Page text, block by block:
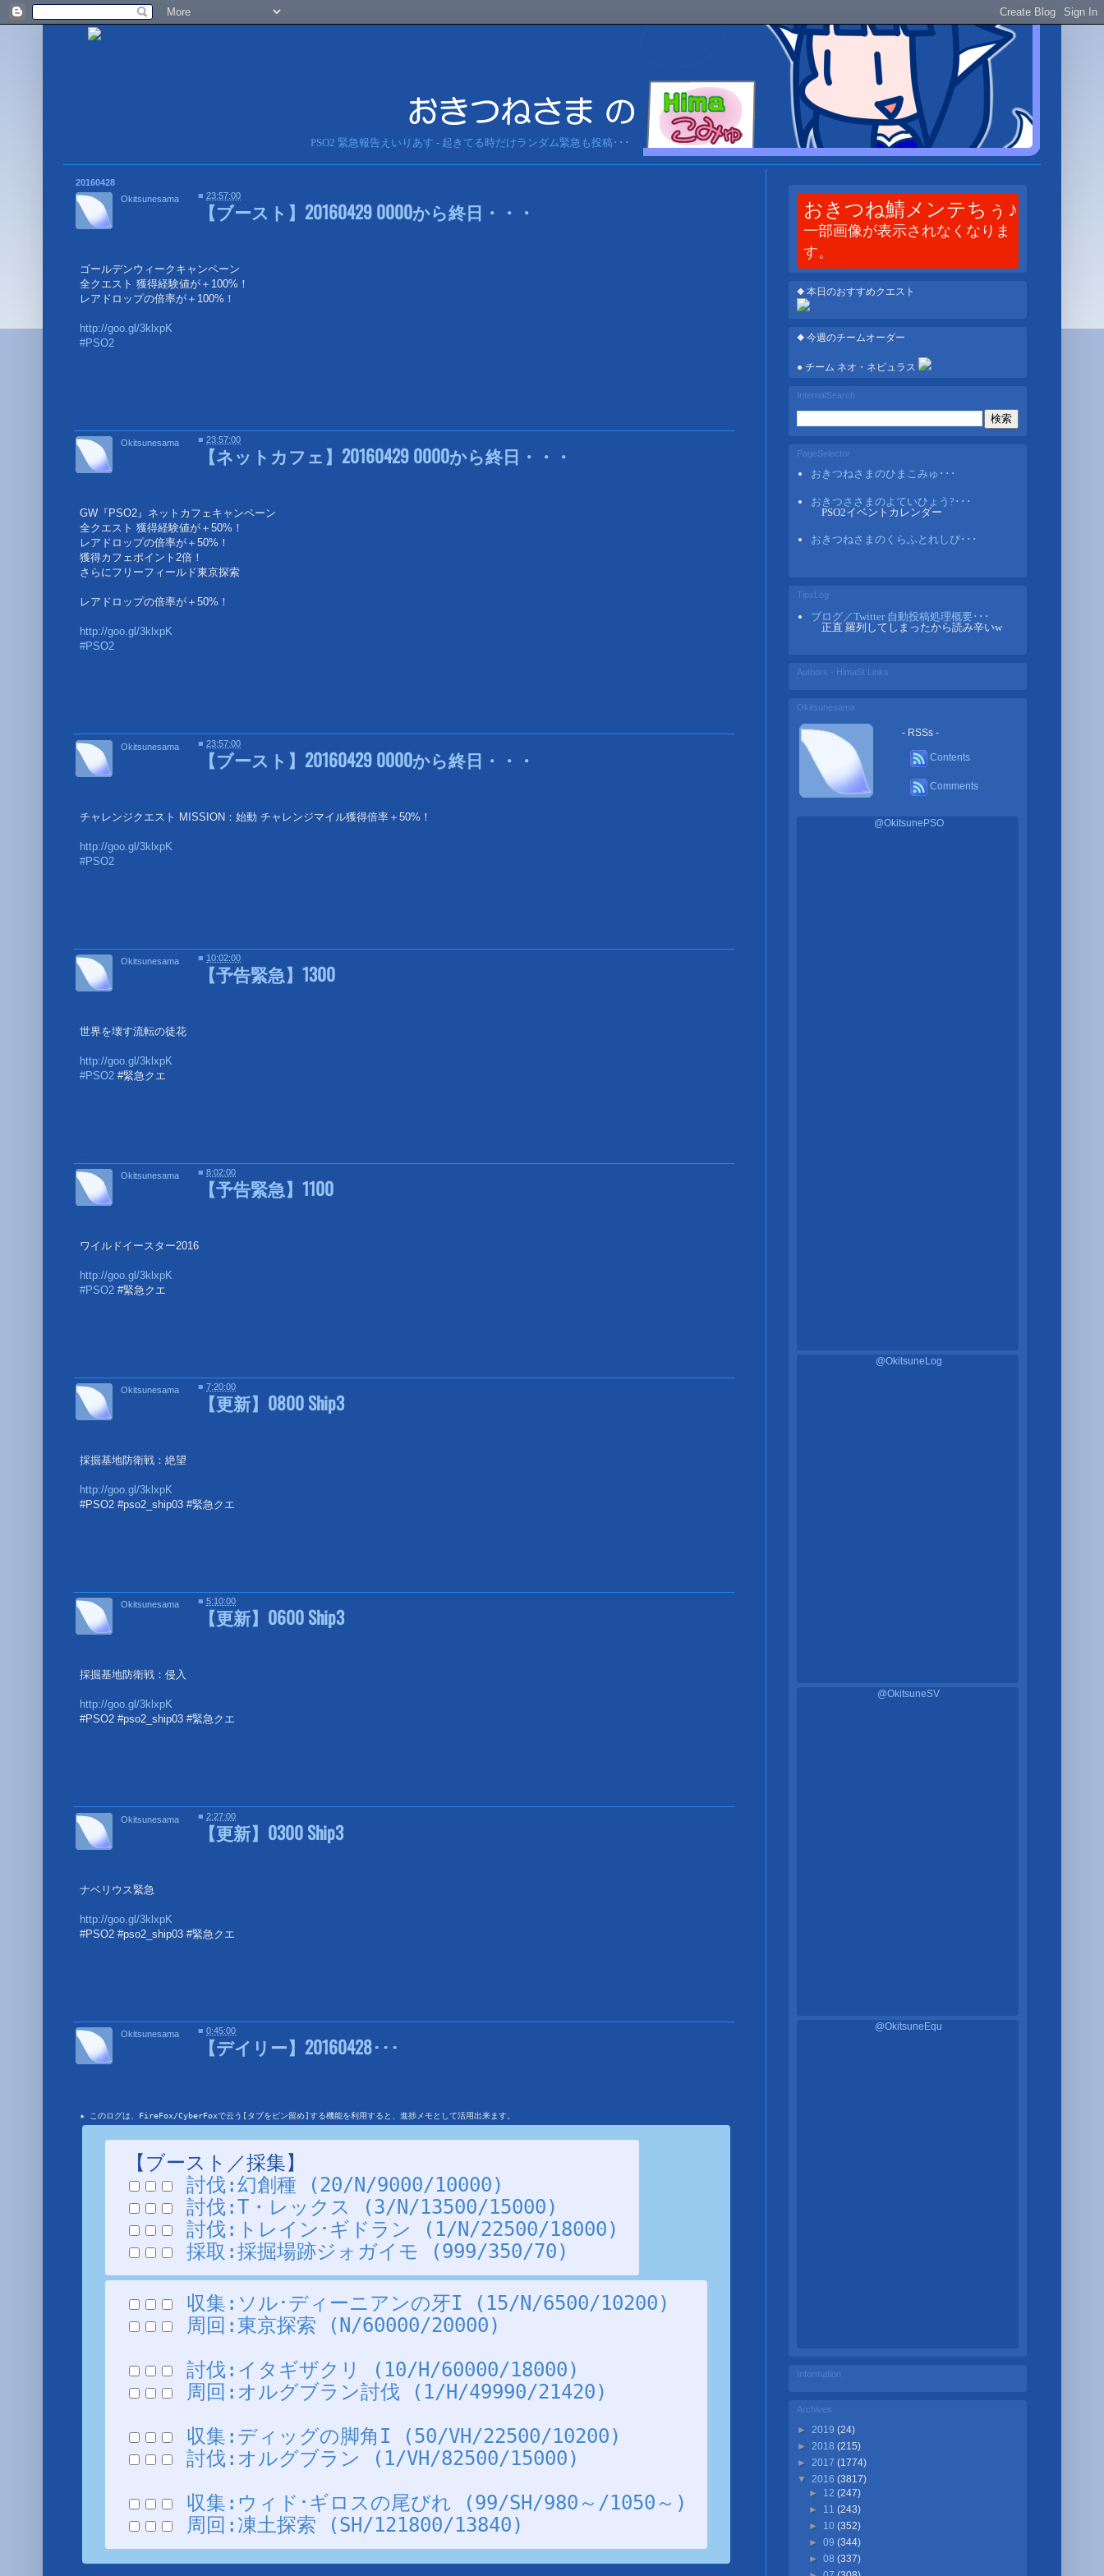
PSO2 緊急報告えいりあす - 起きてる時だけランダム緊急も投稿･･･
20160428
【ブースト】20160429 0000から終日・・・
ゴールデンウィークキャンペーン
全クエスト 獲得経験値が＋100%！
レアドロップの倍率が＋100%！
http://goo.gl/3klxpK
#PSO2
Okitsunesama ■23:57:00
【ネットカフェ】20160429 0000から終日・・・
GW『PSO2』ネットカフェキャンペーン
全クエスト 獲得経験値が＋50%！
レアドロップの倍率が＋50%！
獲得カフェポイント2倍！
さらにフリーフィールド東京探索
レアドロップの倍率が＋50%！
http://goo.gl/3klxpK
#PSO2
Okitsunesama ■23:57:00
【ブースト】20160429 0000から終日・・・
チャレンジクエスト MISSION：始動 チャレンジマイル獲得倍率＋50%！
http://goo.gl/3klxpK
#PSO2
Okitsunesama ■23:57:00
【予告緊急】1300
世界を壊す流転の徒花
http://goo.gl/3klxpK
#PSO2 #緊急クエ
Okitsunesama ■ 10:02:00
【予告緊急】1100
ワイルドイースター2016
http://goo.gl/3klxpK
#PSO2 #緊急クエ
Okitsunesama ■8:02:00
【更新】0800 Ship3
採掘基地防衛戦：絶望
http://goo.gl/3klxpK
#PSO2 #pso2_ship03 #緊急クエ
Okitsunesama ■7:20:00
【更新】0600 Ship3
採掘基地防衛戦：侵入
http://goo.gl/3klxpK
#PSO2 #pso2_ship03 #緊急クエ
Okitsunesama ■5:10:00
【更新】0300 Ship3
ナベリウス緊急
http://goo.gl/3klxpK
#PSO2 #pso2_ship03 #緊急クエ
Okitsunesama ■2:27:00
【デイリー】20160428･･･
★ このログは、FireFox/CyberFoxで云う[タブをピン留め]する機能を利用すると、進捗メモとして活用出来ます。
【ブースト／採集】
討伐:幻創種 (20/N/9000/10000)
討伐:T・レックス (3/N/13500/15000)
討伐:トレイン･ギドラン (1/N/22500/18000)
採取:採掘場跡ジォガイモ (999/350/70)
収集:ソル･ディーニアンの牙I (15/N/6500/10200)
周回:東京探索 (N/60000/20000)
討伐:イタギザクリ (10/H/60000/18000)
周回:オルグブラン討伐 (1/H/49990/21420)
収集:ディッグの脚角I (50/VH/22500/10200)
討伐:オルグブラン (1/VH/82500/15000)
収集:ウィド･ギロスの尾びれ (99/SH/980～/1050～)
周回:凍土探索 (SH/121800/13840)
Okitsunesama ■0:45:00
おきつね鯖メンテちぅ♪
一部画像が表示されなくなりま
す。
◆ 本日のおすすめクエスト
◆ 今週のチームオーダー
● チーム ネオ・ネビュラス
InternalSearch
PageSelector
おきつねさまのひまこみゅ･･･
おきつささまのよていひょう?･･･
PSO2イベントカレンダー
おきつねさまのくらふとれしぴ･･･
TipsLog
ブログ／Twitter 自動投稿処理概要･･･
正直 羅列してしまったから読み辛いw
Authors - HimaSt Links
Okitsunesama
- RSSs -
Contents
Comments
@OkitsunePSO
@OkitsuneLog
@OkitsuneSV
@OkitsuneEqu
Information
Archives
► 2019 (24)
► 2018 (215)
► 2017 (1774)
▼ 2016 (3817)
► 12(247)
► 11(243)
► 10(352)
►09(344)
►08(337)